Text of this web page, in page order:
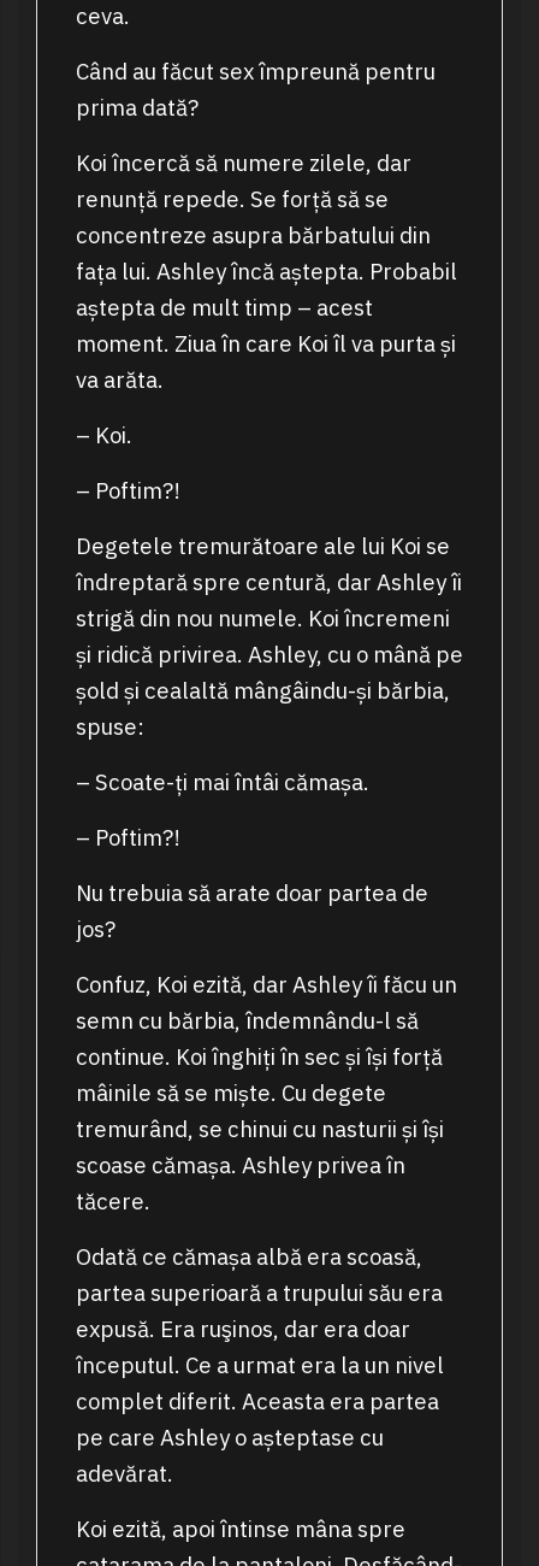
ceva.
Când au făcut sex împreună pentru
prima dată?
Koi încercă să numere zilele, dar
renunță repede. Se forță să se
concentreze asupra bărbatului din
fața lui. Ashley încă aștepta. Probabil
aștepta de mult timp – acest
moment. Ziua în care Koi îl va purta și
va arăta.
– Koi.
– Poftim?!
Degetele tremurătoare ale lui Koi se
îndreptară spre centură, dar Ashley îi
strigă din nou numele. Koi încremeni
și ridică privirea. Ashley, cu o mână pe
șold și cealaltă mângâindu-și bărbia,
spuse:
– Scoate-ți mai întâi cămașa.
– Poftim?!
Nu trebuia să arate doar partea de
jos?
Confuz, Koi ezită, dar Ashley îi făcu un
semn cu bărbia, îndemnându-l să
continue. Koi înghiți în sec și își forță
mâinile să se miște. Cu degete
tremurând, se chinui cu nasturii și își
scoase cămașa. Ashley privea în
tăcere.
Odată ce cămașa albă era scoasă,
partea superioară a trupului său era
expusă. Era ruşinos, dar era doar
începutul. Ce a urmat era la un nivel
complet diferit. Aceasta era partea
pe care Ashley o așteptase cu
adevărat.
Koi ezită, apoi întinse mâna spre